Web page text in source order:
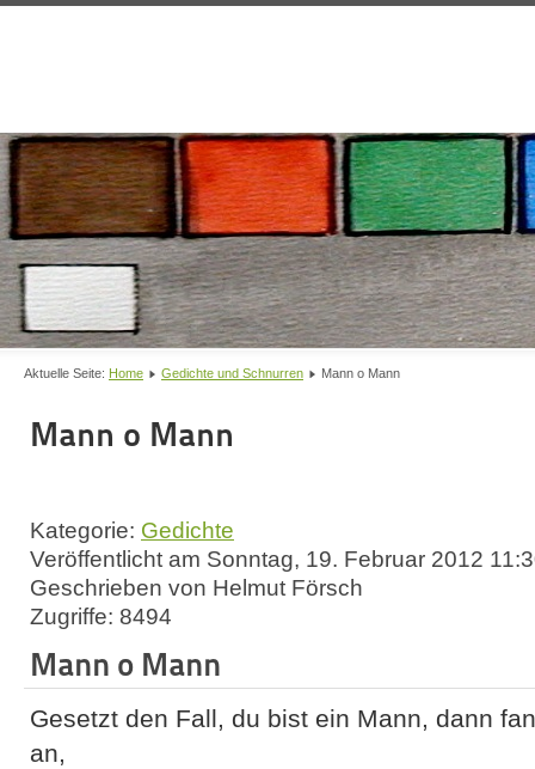
Aktuelle Seite: Home Gedichte und Schnurren Mann o Mann
Mann o Mann
Kategorie: Gedichte
Veröffentlicht am Sonntag, 19. Februar 2012
Geschrieben von Helmut Försch
Zugriffe: 8494
Mann o Mann
Gesetzt den Fall, du bist ein Mann, dann
an,